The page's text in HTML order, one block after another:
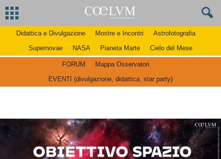
Didattica e Divulgazione Mostre e Incontri
Astrofotografia
Supernovae
NASA Pianeta Marte Cielo del Mese
FORUM
Mappa Osservatori
EVENTI (divulgazione, didattica, star party)